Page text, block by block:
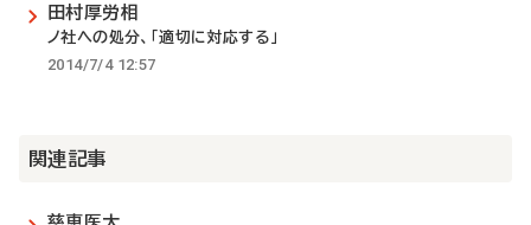
田村厚労相
ノ社への処分、「適切に対応する」
2014/7/4 12:57
関連記事